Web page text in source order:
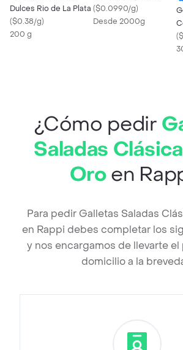
Dulces Rio de La Plata
($0.38/g)
200 g
($0.0990/g)
Desde 2000g
(
¿Cómo pedir
Saladas
Oroen
Para pedir Galletas Saladas
en Rappi debes completar los
y nos encargamos de llevarte
domicilio a la